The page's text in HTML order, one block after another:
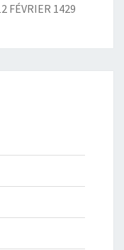
FÉVRIER 1429